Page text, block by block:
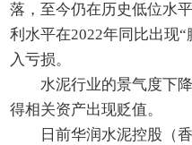
落，至今仍在历史低位水
利水平在2022年同比出现
入亏损。
水泥行业的景气度下
得相关资产出现贬值。
日前华润水泥控股（